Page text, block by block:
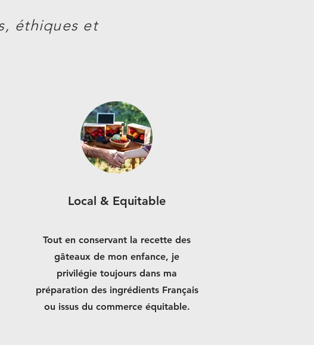
éthiques et
Local & Equitable
Tout en conservant la recette des
gâteaux de mon enfance, je
privilégie toujours dans ma
préparation des ingrédients Français
ou issus du commerce équitable.